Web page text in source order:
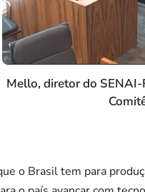
Mello, diretor do
o Brasil tem para